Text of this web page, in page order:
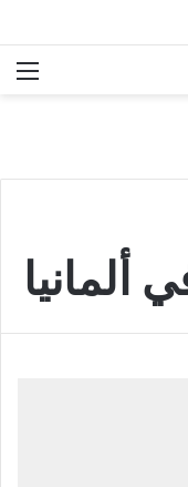
ألمانيا